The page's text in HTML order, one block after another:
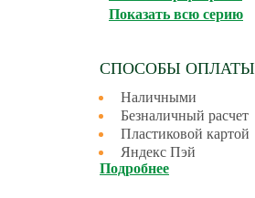
Показать всю серию
СПОСОБЫ ОПЛАТЫ
Наличными
Безналичный расчет
Пластиковой картой
Яндекс Пэй
Подробнее